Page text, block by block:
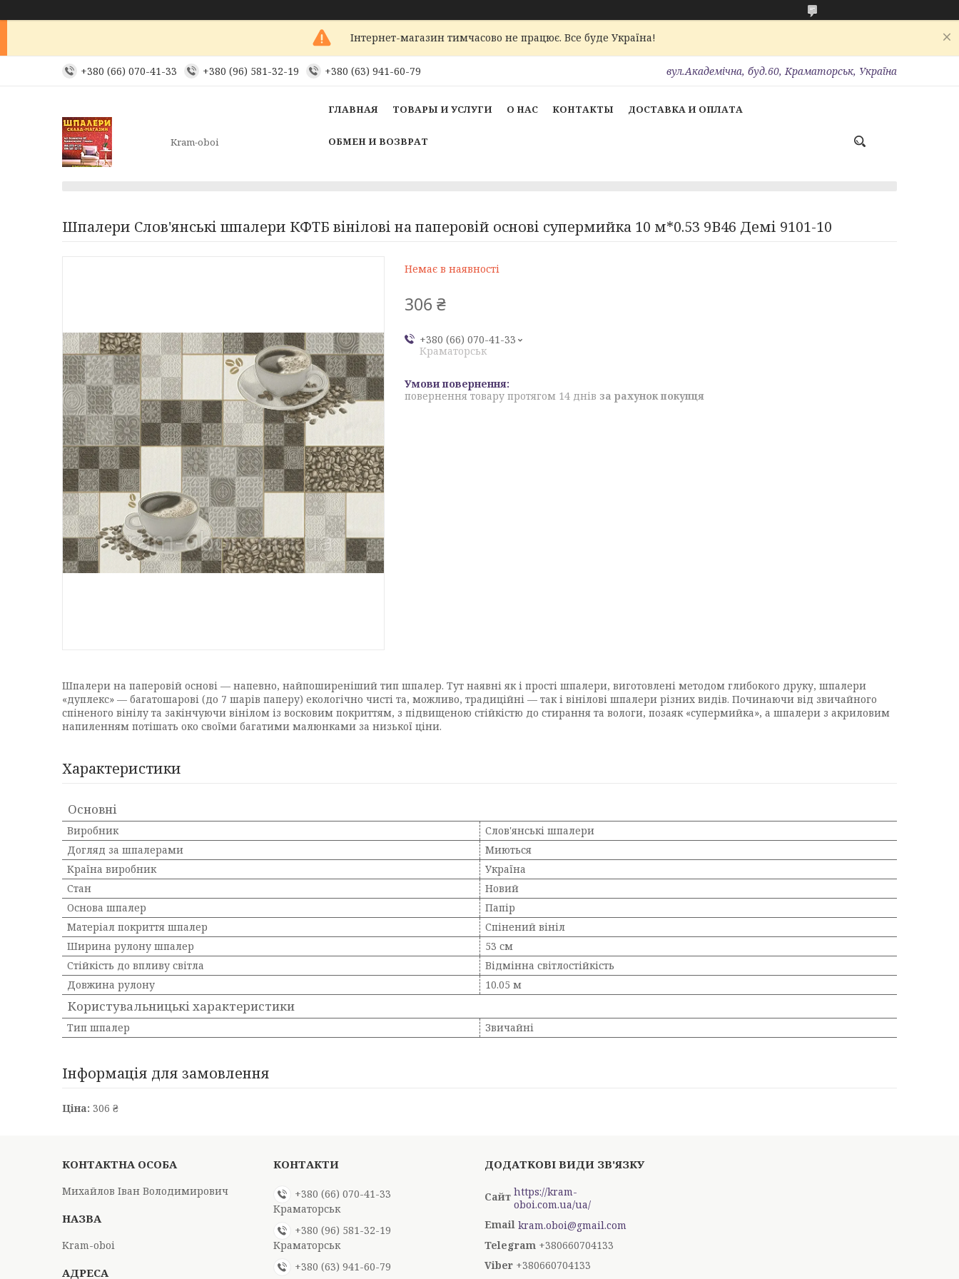
Інтернет-магазин тимчасово не працює. Все буде Україна!
+380 (66) 070-41-33 +380 (96) 581-32-19 +380 (63) 941-60-79 вул.Академічна, буд.60, Краматорськ, Україна
Kram-oboi
ГЛАВНАЯ ТОВАРЫ И УСЛУГИ О НАС КОНТАКТЫ ДОСТАВКА И ОПЛАТА
ОБМЕН И ВОЗВРАТ
Шпалери Слов'янські шпалери КФТБ вінілові на паперовій основі супермийка 10 м*0.53 9В46 Демі 9101-10
Немає в наявності
306 ₴
+380 (66) 070-41-33
Краматорськ
повернення товару протягом 14 днів за рахунок покупця
Шпалери на паперовій основі — напевно, найпоширеніший тип шпалер. Тут наявні як і прості шпалери, виготовлені методом глибокого друку, шпалери
«дуплекс» — багатошарові (до 7 шарів паперу) екологічно чисті та, можливо, традиційні — так і вінілові шпалери різних видів. Починаючи від звичайного
спіненого вінілу та закінчуючи вінілом із восковим покриттям, з підвищеною стійкістю до стирання та вологи, позаяк «супермийка», а шпалери з акриловим
напиленням потішать око своїми багатими малюнками за низької ціни.
Характеристики
Основні
Виробник
Слов'янські шпалери
Догляд за шпалерами
Миються
Країна виробник
Україна
Стан
Новий
Основа шпалер
Папір
Матеріал покриття шпалер
Спінений вініл
Ширина рулону шпалер
53 см
Стійкість до впливу світла
Відмінна світлостійкість
Довжина рулону
10.05 м
Користувальницькі характеристики
Тип шпалер Звичайні
Інформація для замовлення
Ціна: 306 ₴
Михайлов Іван Володимирович
Kram-oboi
+380 (66) 070-41-33
Краматорськ
+380 (96) 581-32-19
Краматорськ
+380 (63) 941-60-79
https://kram-
oboi.com.ua/ua/
kram.oboi@gmail.com
+380660704133
+380660704133